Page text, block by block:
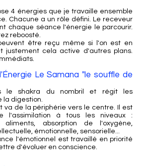
4 énergies que je travaille ensemble
Chacune a un rôle défini. Le receveur
chaque séance l'énergie le parcourir.
reboosté.
être reçu même si l'on est en
justement cela active d'autres plans.
Le Samana "le souffle de
le shakra du nombril et régit les
la digestion.
va de la périphérie vers le centre. Il est
l'assimilation à tous les niveaux :
aliments, absorption de l'oxygène,
émotionnelle, sensorielle...
l'émotionnel est travaillé en priorité
d'évoluer en conscience.